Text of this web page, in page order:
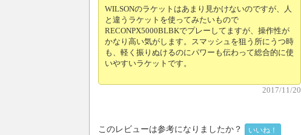
WILSONのラケットはあまり見かけないのですが、人
と違うラケットを使ってみたいもので
RECONPX5000BLBKでプレーしてますが、操作性が
かなり高い気がします。スマッシュを狙う所にうつ時
も、軽く振りぬけるのにパワーも伝わって総合的に使
いやすいラケットです。
2017/11/20
このレビューは参考になりましたか？ いいね！